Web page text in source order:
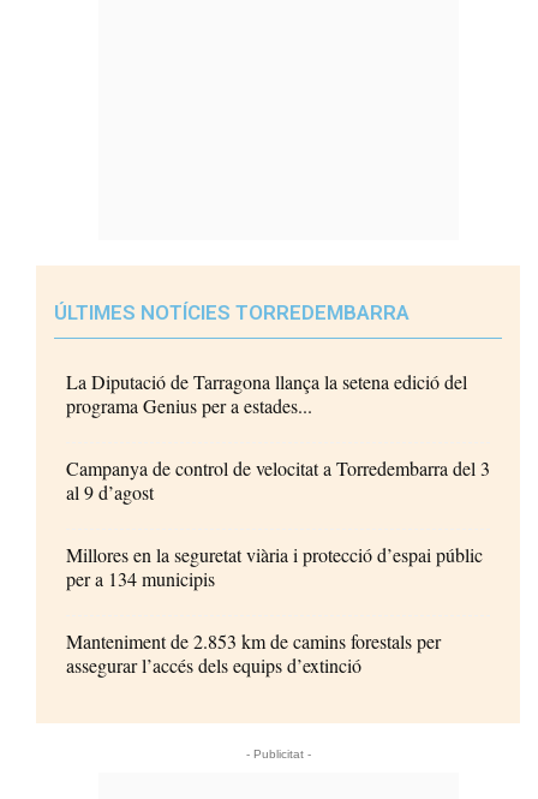
ÚLTIMES NOTÍCIES TORREDEMBARRA
La Diputació de Tarragona llança la setena edició del
programa Genius per a estades...
Campanya de control de velocitat a Torredembarra del 3
al 9 d’agost
Millores en la seguretat viària i protecció d’espai públic
per a 134 municipis
Manteniment de 2.853 km de camins forestals per
assegurar l’accés dels equips d’extinció
- Publicitat -